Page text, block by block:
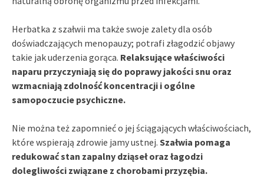
Herbatka z szałwii ma także swoje zalety dla osób
doświadczających menopauzy; potrafi złagodzić objawy
takie jak uderzenia gorąca. Relaksujące właściwości
naparu przyczyniają się do poprawy jakości snu oraz
wzmacniają zdolność koncentracji i ogólne
samopoczucie psychiczne.
Nie można też zapomnieć o jej ściągających właściwościach,
które wspierają zdrowie jamy ustnej. Szałwia pomaga
redukować stan zapalny dziąseł oraz łagodzi
dolegliwości związane z chorobami przyzębia.